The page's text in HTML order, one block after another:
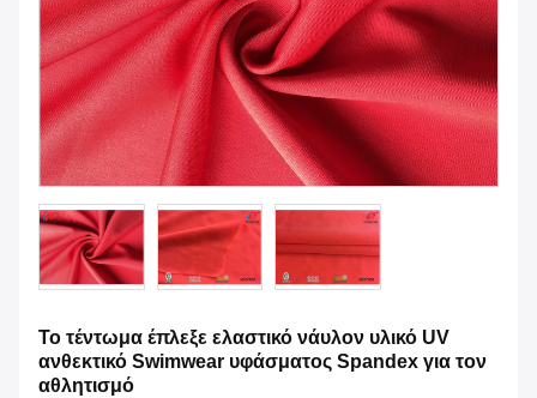
Το τέντωμα έπλεξε ελαστικό νάυλον υλικό UV
ανθεκτικό Swimwear υφάσματος Spandex για τον
αθλητισμό